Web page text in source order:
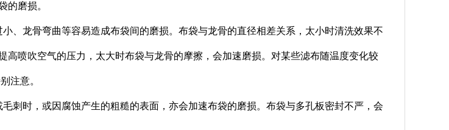
的磨损。
、龙骨弯曲等容易造成布袋间的磨损。布袋与龙骨的直径相差关系，太小时清洗效果不
高喷吹空气的压力，太大时布袋与龙骨的摩擦，会加速磨损。对某些滤布随温度变化较
注意。
刺时，或因腐蚀产生的粗糙的表面，亦会加速布袋的磨损。布袋与多孔板密封不严，会